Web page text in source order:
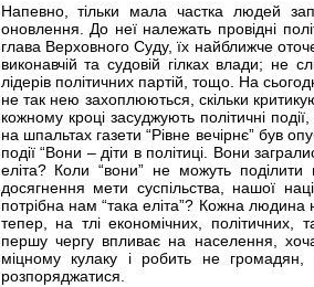
Напевно, тільки мала частка людей
оновлення. До неї належать провідні
глава Верховного Суду, їх найближче
виконавчій та судовій гілках влади; не
лідерів політичних партій, тощо. На
не так нею захоплюються, скільки
кожному кроці засуджують політичні
на шпальтах газети “Рівне вечірнє” був
події “Вони – діти в політиці. Вони
еліта? Коли “вони” не можуть
досягнення мети суспільства, нашої
потрібна нам “така еліта”? Кожна
тепер, на тлі економічних, політичних,
першу чергу впливає на населення,
міцному кулаку і робить не громадян,
розпоряджатися.